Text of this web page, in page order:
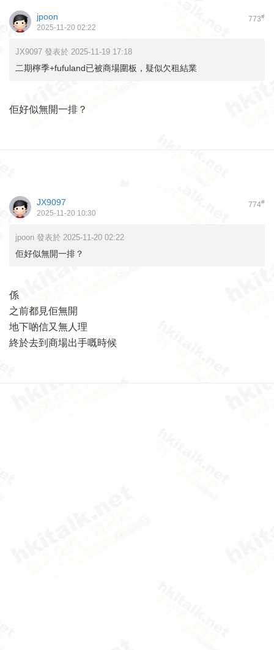
773#
jpoon
2025-11-20 02:22
JX9097 發表於 2025-11-19 17:18
二期檸季+fufuland已被商場圍板，疑似欠租結業
佢好似無開一排？
774#
JX9097
2025-11-20 10:30
jpoon 發表於 2025-11-20 02:22
佢好似無開一排？
係
之前都見佢無開
地下啲信又無人理
終於去到商場出手嘅時候